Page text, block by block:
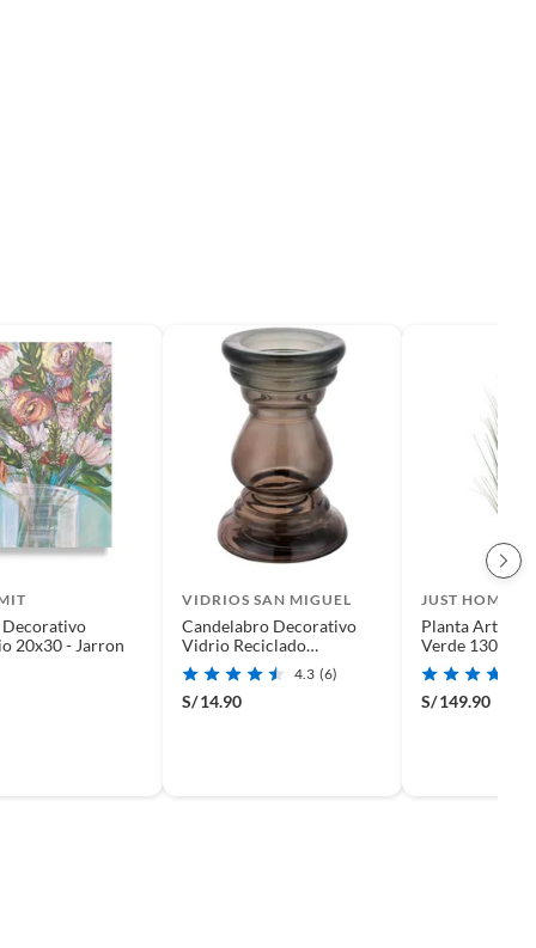
20x30 - Jarron
VIDRIOS SAN MIGUEL
Candelabro Decorativo
Vidrio Reciclado
Transparente 13x20cm
4.3 (6)
S/14.90
JUST HOME
Planta
Verde 130cm
S/149.90